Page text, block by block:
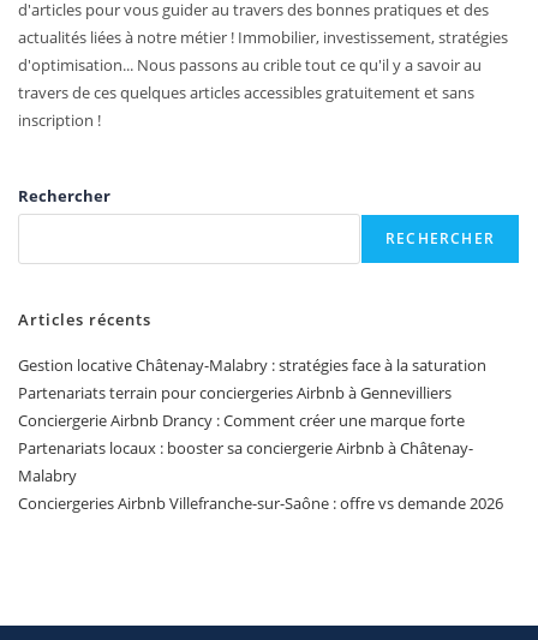
d'articles pour vous guider au travers des bonnes pratiques et des
actualités liées à notre métier ! Immobilier, investissement, stratégies
d'optimisation... Nous passons au crible tout ce qu'il y a savoir au
travers de ces quelques articles accessibles gratuitement et sans
inscription !
Rechercher
RECHERCHER
Articles récents
Gestion locative Châtenay-Malabry : stratégies face à la saturation
Partenariats terrain pour conciergeries Airbnb à Gennevilliers
Conciergerie Airbnb Drancy : Comment créer une marque forte
Partenariats locaux : booster sa conciergerie Airbnb à Châtenay-
Malabry
Conciergeries Airbnb Villefranche-sur-Saône : offre vs demande 2026